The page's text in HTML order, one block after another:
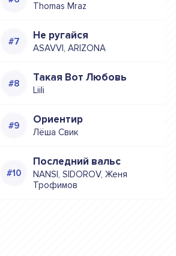
Thomas Mraz
Не ругайся
ASAVVI, ARIZONA
Такая Вот Любовь
Liili
Ориентир
Лёша Свик
Последний вальс
NANSI, SIDOROV, Женя
Трофимов